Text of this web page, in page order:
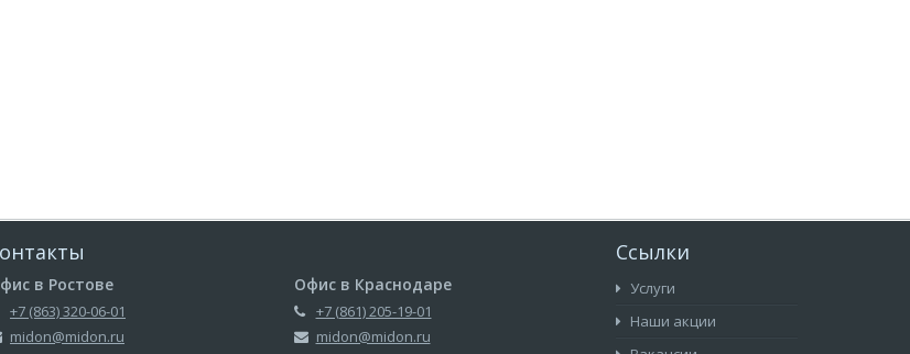
в Ростове
+7 (863) 320-06-01
midon@midon.ru
Офис в Краснодаре
+7 (861) 205-19-01
midon@midon.ru
Ссылки
Услуги
Наши акции